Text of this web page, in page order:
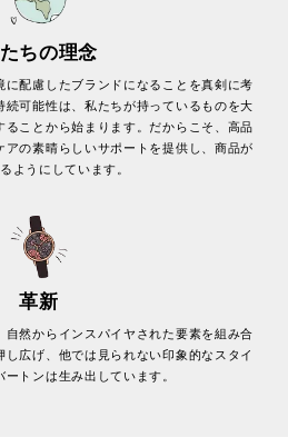
ちの理念
に配慮したブランドになることを真剣に考
続可能性は、私たちが持っているものを大
ことから始まります。だからこそ、高品
の素晴らしいサポートを提供し、商品が
ようにしています。
革新
自然からインスパイヤされた要素を組み合
広げ、他では見られない印象的なスタイ
ートンは生み出しています。